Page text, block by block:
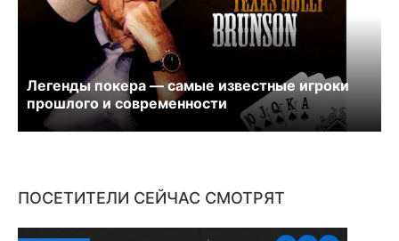
Легенды покера — самые известные игроки
прошлого и современности
ПОСЕТИТЕЛИ СЕЙЧАС СМОТРЯТ